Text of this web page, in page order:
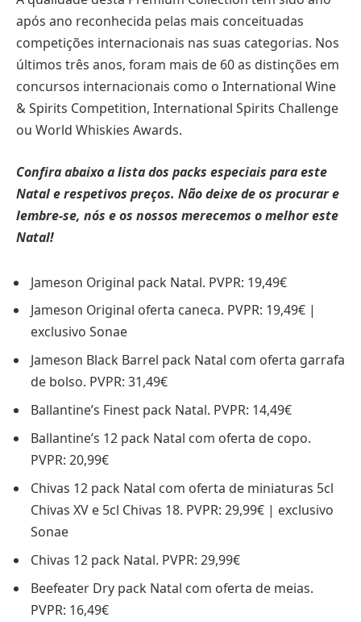
após ano reconhecida pelas mais conceituadas
competições internacionais nas suas categorias. Nos
últimos três anos, foram mais de 60 as distinções em
concursos internacionais como o International Wine
& Spirits Competition, International Spirits Challenge
ou World Whiskies Awards.
Confira abaixo a lista dos packs especiais para este
Natal e respetivos preços. Não deixe de os procurar e
lembre-se, nós e os nossos merecemos o melhor este
Natal!
Jameson Original pack Natal. PVPR: 19,49€
Jameson Original oferta caneca. PVPR: 19,49€ |
exclusivo Sonae
Jameson Black Barrel pack Natal com oferta garrafa
de bolso. PVPR: 31,49€
Ballantine’s Finest pack Natal. PVPR: 14,49€
Ballantine’s 12 pack Natal com oferta de copo.
PVPR: 20,99€
Chivas 12 pack Natal com oferta de miniaturas 5cl
Chivas XV e 5cl Chivas 18. PVPR: 29,99€ | exclusivo
Sonae
Chivas 12 pack Natal. PVPR: 29,99€
Beefeater Dry pack Natal com oferta de meias.
PVPR: 16,49€